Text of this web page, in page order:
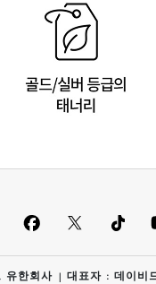
유한회사 | 대표자 : 데이비